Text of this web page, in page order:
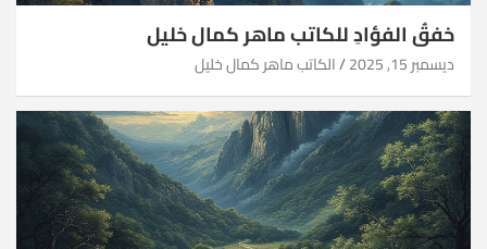
خفقُ الفؤادِ للكاتب ماهر كمال خليل
ديسمبر 15, 2025 الكاتب ماهر كمال خليل